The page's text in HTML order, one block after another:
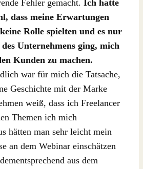
Fehler gemacht. Ich hatte
dass meine Erwartungen
Rolle spielten und es nur
Unternehmens ging, mich
Kunden zu machen.
war für mich die Tatsache,
Geschichte mit der Marke
weiß, dass ich Freelancer
Themen ich mich
hätten man sehr leicht mein
an dem Webinar einschätzen
aus dem